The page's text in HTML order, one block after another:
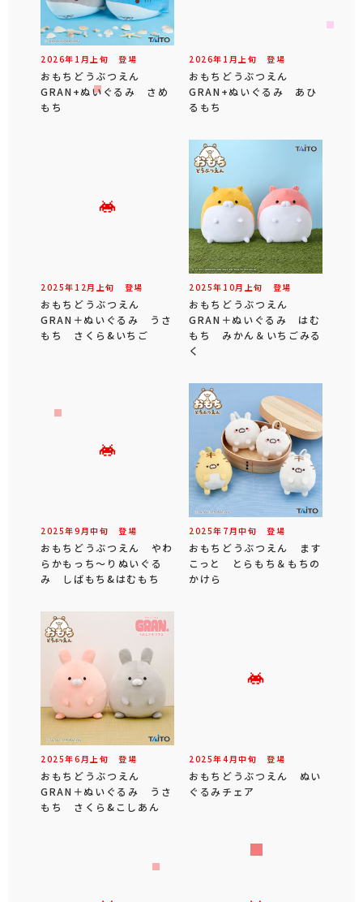
2026年 1 月 上旬 登場
おもちどうぶつえん
GRAN+ぬいぐるみ さめ
もち
2026年 1 月 上旬 登場
おもちどうぶつえん
GRAN+ぬいぐるみ あひ
るもち
2025年 12 月 上旬 登場
おもちどうぶつえん
GRAN＋ぬいぐるみ うさ
もち さくら&いちご
2025年 10月 上旬 登場
おもちどうぶつえん
GRAN＋ぬいぐるみ はむ
もち みかん＆いちごみる
く
2025年9 月中旬 登場
おもちどうぶつえん やわ
らかもっち～りぬいぐる
み しばもち&はむもち
2025年 7 月中旬 登場
おもちどうぶつえん ます
こっと とらもち＆もちの
かけら
2025年6 月 上旬 登場
おもちどうぶつえん
GRAN＋ぬいぐるみ うさ
もち さくら&こしあん
2025年4 月中旬 登場
おもちどうぶつえん ぬい
ぐるみチェア